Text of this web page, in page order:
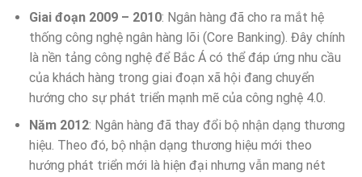
Giai đoạn 2009 – 2010: Ngân hàng đã cho ra mắt hệ
thống công nghệ ngân hàng lõi (Core Banking). Đây chính
là nền tảng công nghệ để Bắc Á có thể đáp ứng nhu cầu
của khách hàng trong giai đoạn xã hội đang chuyển
hướng cho sự phát triển mạnh mẽ của công nghệ 4.0.
Năm 2012: Ngân hàng đã thay đổi bộ nhận dạng thương
hiệu. Theo đó, bộ nhận dạng thương hiệu mới theo
hướng phát triển mới là hiện đại nhưng vẫn mang nét